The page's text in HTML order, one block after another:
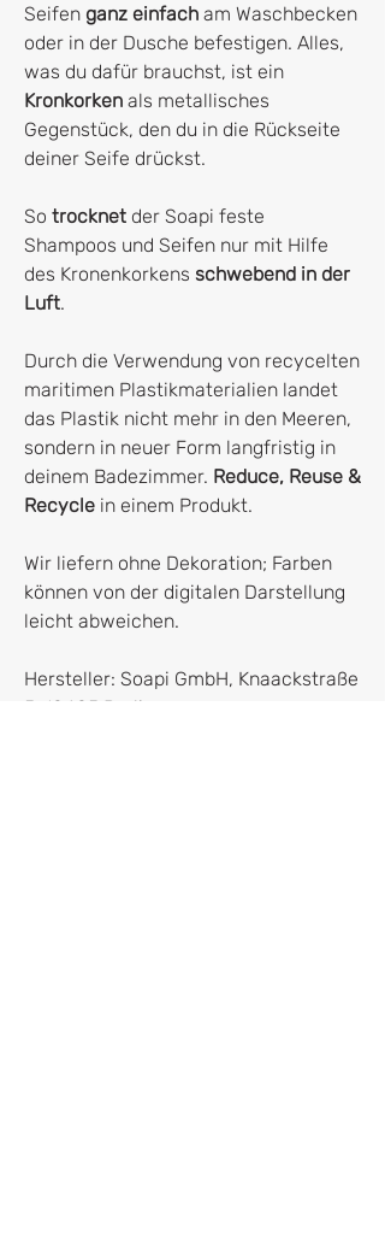
Seifen ganz einfach am Waschbecken
oder in der Dusche befestigen. Alles,
was du dafür brauchst, ist ein
Kronkorken als metallisches
Gegenstück, den du in die Rückseite
deiner Seife drückst.
So trocknet der Soapi feste
Shampoos und Seifen nur mit Hilfe
des Kronenkorkens schwebend in der
Luft.
Durch die Verwendung von recycelten
maritimen Plastikmaterialien landet
das Plastik nicht mehr in den Meeren,
sondern in neuer Form langfristig in
deinem Badezimmer. Reduce, Reuse &
Recycle in einem Produkt.
Wir liefern ohne Dekoration; Farben
können von der digitalen Darstellung
leicht abweichen.
Hersteller: Soapi GmbH, Knaackstraße
5, 10405 Berlin